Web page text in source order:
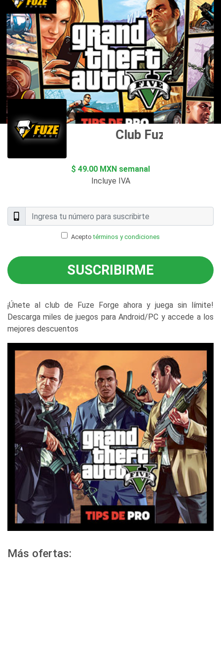
Club Fuze Forge
$ 49.00 MXN semanal
Incluye IVA
Aceptotérminos y condiciones
SUSCRIBIRME
¡Únete al club de Fuze Forge ahora y juega sin límite!
Descarga miles de juegos para Android/PC y accede a los
mejores descuentos
Más ofertas: